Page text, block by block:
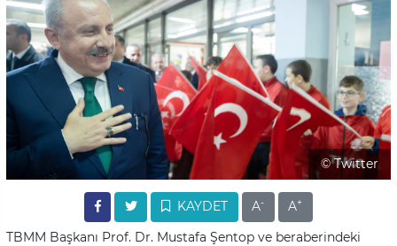
© Twitter
KAYDET A- A+
TBMM Başkanı Prof. Dr. Mustafa Şentop ve beraberindeki